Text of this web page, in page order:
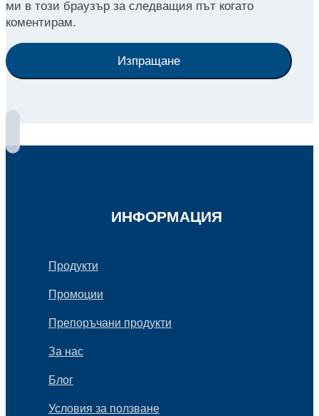
ми в този браузър за следващия път когато
коментирам.
Изпращане
ИНФОРМАЦИЯ
Продукти
Промоции
Препоръчани продукти
За нас
Блог
Условия за ползване